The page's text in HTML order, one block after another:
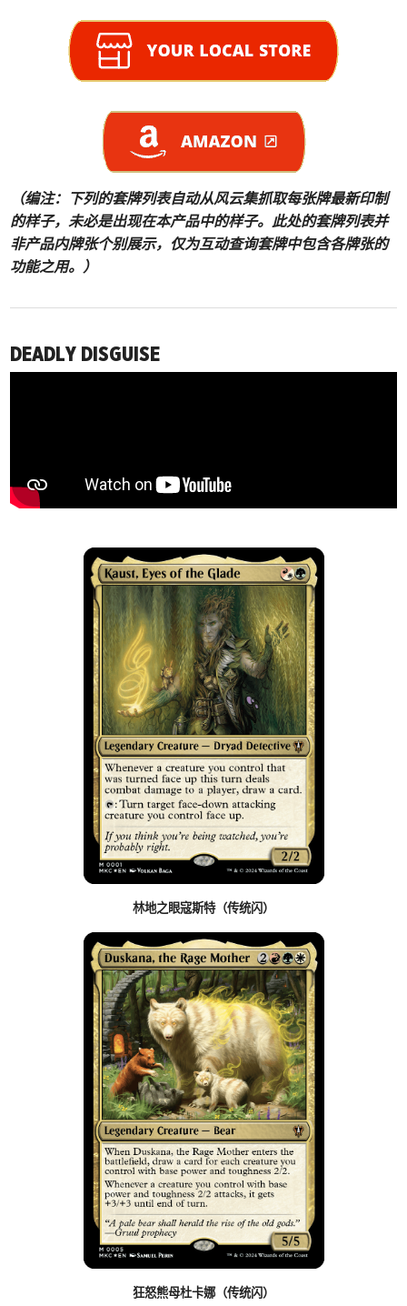
（编注：下列的套牌列表自动从风云集抓取每张牌最新印制
的样子，未必是出现在本产品中的样子。此处的套牌列表并
非产品内牌张个别展示，仅为互动查询套牌中包含各牌张的
功能之用。）
DEADLY DISGUISE
林地之眼寇斯特（传统闪）
狂怒熊母杜卡娜（传统闪）